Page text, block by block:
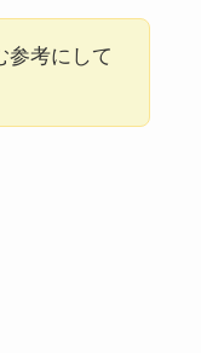
参考にして